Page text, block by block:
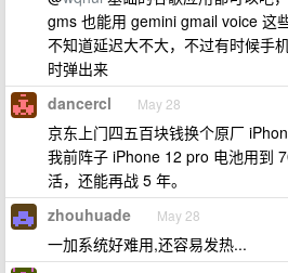
gms 也能用 gemini gmail voice 这
不知道延迟大不大，不过有时候手
时弹出来
dancercl May 28
京东上门四五百块钱换个原厂
我前阵子 iPhone 12 pro 电池用到
活，还能再战 5 年。
zhouhuade May 28
一加系统好难用,还容易发热...